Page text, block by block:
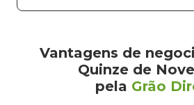
Vantagens de
Quinze de
pela Grão